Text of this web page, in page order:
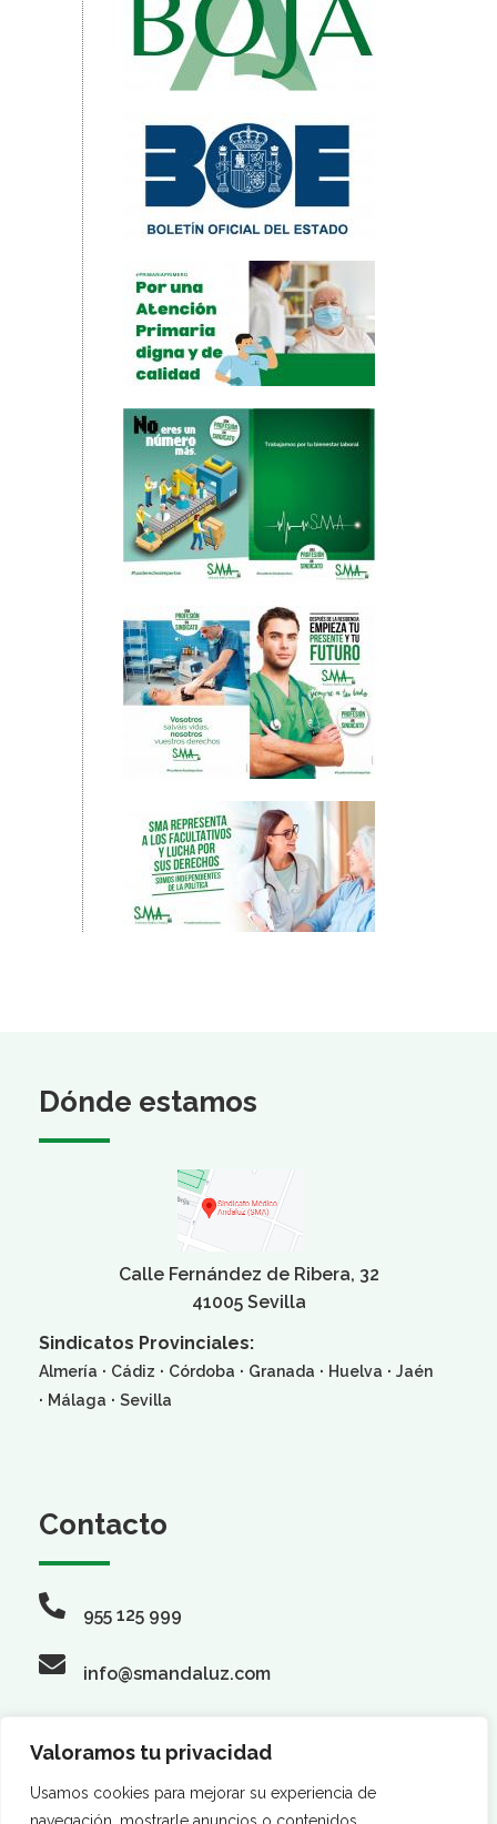
Valoramos tu privacidad
Usamos cookies para mejorar su experiencia de
Dónde estamos
Calle Fernández de Ribera, 32
41005 Sevilla
Sindicatos Provinciales:
Almería · Cádiz · Córdoba · Granada · Huelva · Jaén
· Málaga · Sevilla
Contacto
955 125 999
info@smandaluz.com
Síguenos